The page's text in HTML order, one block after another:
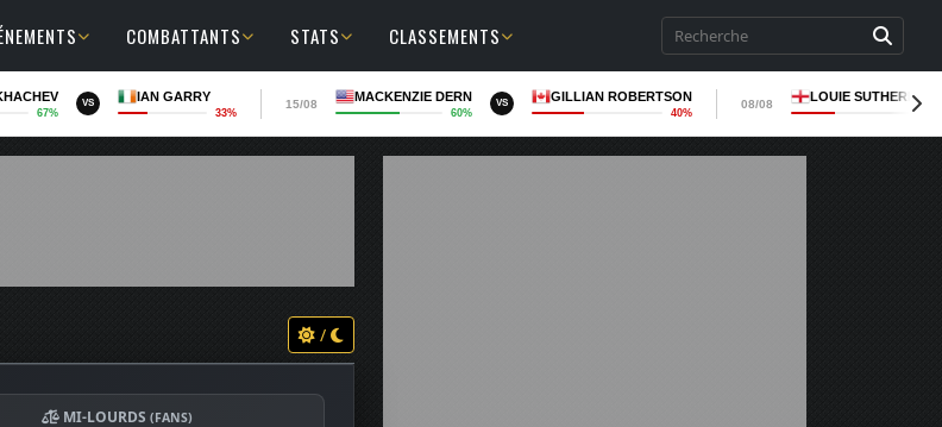
COMBATTANTS STATS CLASSEMENTS
67%
VS IAN GARRY
33%
15/08
MACKENZIE DERN
60%
VS GILLIAN ROBERTSON
40%
08/08
LOUIE
/
MI-LOURDS(FANS)